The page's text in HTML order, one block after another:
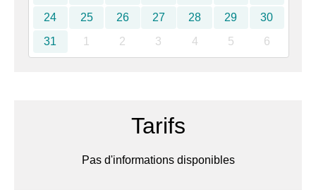
24
25 26 27 28 29
30
31
1 2 3 4 5 6
Tarifs
Pas d'informations disponibles